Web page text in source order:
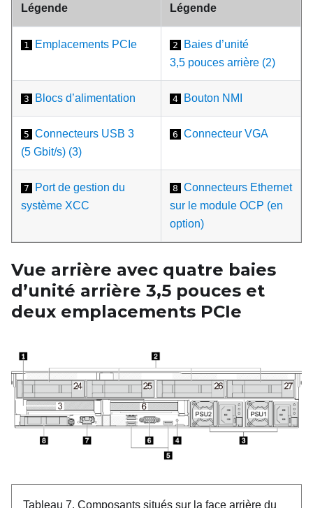
Légende Légende
1 Emplacements PCIe 2
Baies d’unité
3,5 pouces arrière (2)
3 Blocs d’alimentation 4 Bouton NMI
5 Connecteurs USB 3
(5 Gbit/s) (3)
6 Connecteur VGA
7
Port de gestion du
système XCC
8 Connecteurs Ethernet
sur le module OCP (en
option)
Vue arrière avec quatre baies
d’unité arrière 3,5 pouces et
deux emplacements PCIe
Tableau 7. Composants situés sur la face arrière du